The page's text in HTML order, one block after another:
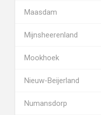
Maasdam
Mijnsheerenland
Mookhoek
Nieuw-Beijerland
Numansdorp